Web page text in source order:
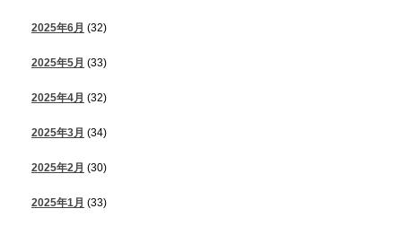
2025年6月 (32)
2025年5月 (33)
2025年4月 (32)
2025年3月 (34)
2025年2月 (30)
2025年1月 (33)